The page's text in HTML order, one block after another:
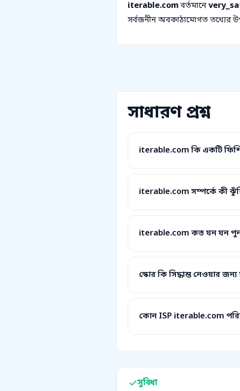
iterable.comবর্তমানে
সর্বজনীন অবকাঠামোগত তথ্যের
সাধারণ প্রশ্ন
iterable.com কি একটি
iterable.com সম্পর্কে কী
iterable.com কত ঘন ঘন
স্কোর কি সিদ্ধান্ত নেওয়ার জন্য
কোন ISP iterable.com
সুবিধা